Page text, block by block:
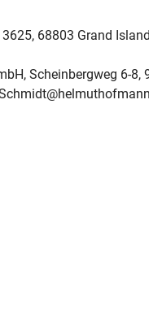
68803 Grand
Scheinbergweg 6-8,